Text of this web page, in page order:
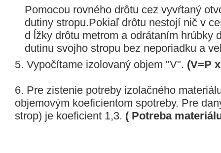
Pomocou rovného drôtu cez vyvŕtaný
dutiny stropu.Pokiaľ drôtu nestojí nič v
d ĺžky drôtu metrom a odrátaním hrúbky
dutinu svojho stropu bez neporiadku a
5. Vypočítame izolovaný objem "V". (V=P
6. Pre zistenie potreby izolačného
objemovým koeficientom spotreby. Pre
strop) je koeficient 1,3. ( Potreba